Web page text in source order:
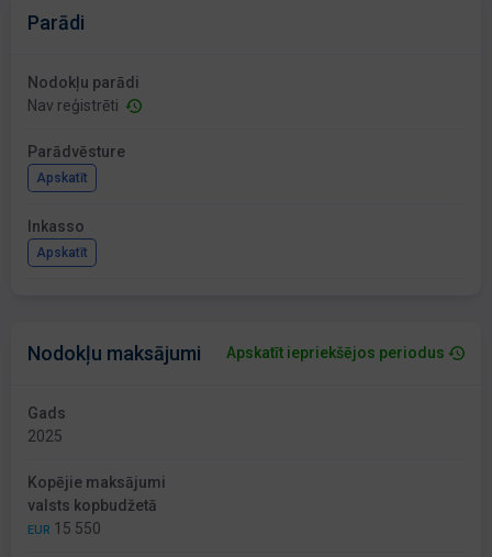
Parādi
Nodokļu parādi
Nav reģistrēti
Parādvēsture
Apskatīt
Inkasso
Apskatīt
Nodokļu maksājumi Apskatīt iepriekšējos periodus
Gads
2025
Kopējie maksājumi
valsts kopbudžetā
EUR 15 550